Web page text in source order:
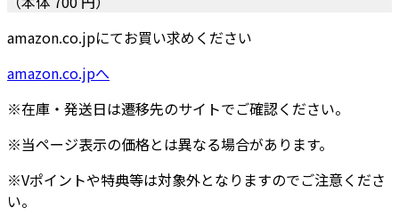
amazon.co.jpにてお買い求めください
amazon.co.jpへ
※在庫・発送日は遷移先のサイトでご確認ください。
※当ページ表示の価格とは異なる場合があります。
※Vポイントや特典等は対象外となりますのでご注意くださ
い。